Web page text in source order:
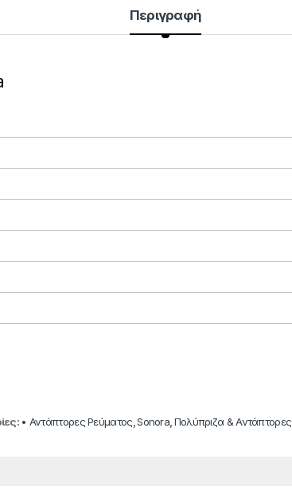
Περιγραφή
• Αντάπτορες Ρεύματος ,Sonora Πολύπριζα & Αντάπτορες